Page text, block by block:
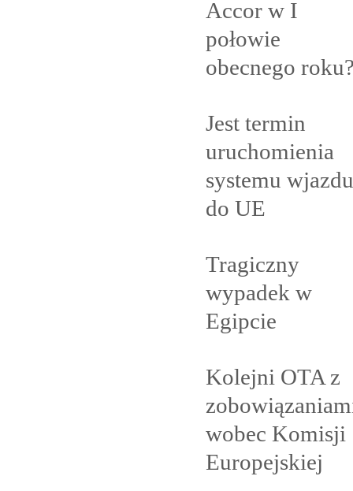
Accor w I
połowie
obecnego
Jest termin
uruchomienia
systemu wjazdu
do UE
Tragiczny
wypadek w
Egipcie
Kolejni OTA z
wobec Komisji
Europejskiej